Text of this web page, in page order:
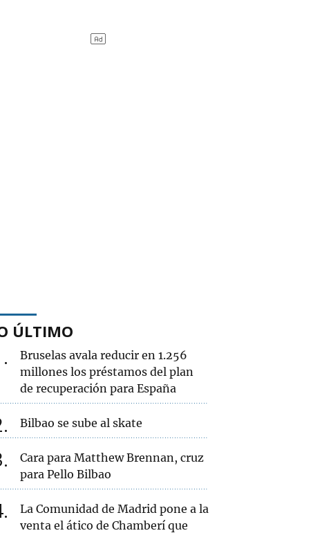
ÚLTIMO
Bruselas avala reducir en 1.256
millones los préstamos del plan
de recuperación para España
Bilbao se sube al skate
Cara para Matthew Brennan, cruz
para Pello Bilbao
La Comunidad de Madrid pone a la
venta el ático de Chamberí que